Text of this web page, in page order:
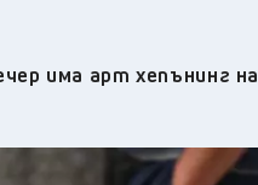
има арт хепънинг на